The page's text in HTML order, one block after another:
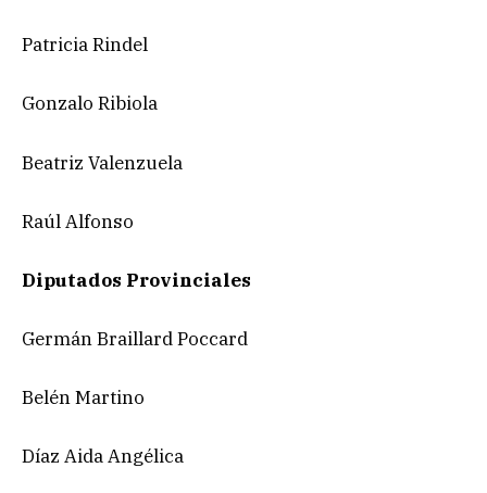
Patricia Rindel
Gonzalo Ribiola
Beatriz Valenzuela
Raúl Alfonso
Diputados Provinciales
Germán Braillard Poccard
Belén Martino
Díaz Aida Angélica